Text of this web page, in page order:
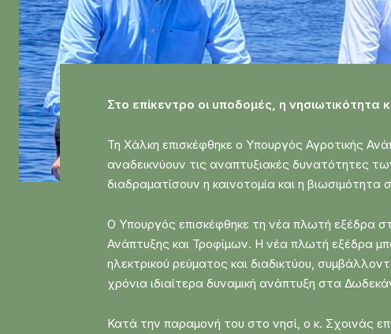
Στο επίκεντρο οι υποδομές, η νησιωτικότητα
Τη Χάλκη επισκέφθηκε ο Υπουργός Αγροτικής
αναδεικνύουν τις αναπτυξιακές δυνατότητες
διαδραματίσουν η καινοτομία και η
Ο Υπουργός επισκέφθηκε τη νέα πλωτή εξέδρα
Ανάπτυξης και Τροφίμων. Η νέα πλωτή εξέδρα
ηλεκτρικού ρεύματος και διαδικτύου,
χρόνια ιδιαίτερα δυναμική ανάπτυξη στα
Κατά την παραμονή του στο νησί, ο κ. Σχοινάς